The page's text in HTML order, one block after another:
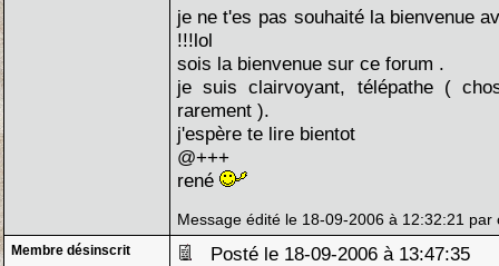
je ne t'es pas souhaité la bienvenue
!!!lol
sois la bienvenue sur ce forum .
je suis clairvoyant, télépathe (
rarement ).
j'espère te lire bientot
@+++
rené
Message édité le 18-09-2006 à 12:32:21 par
Membre désinscrit Posté le 18-09-2006 à 13:47:35